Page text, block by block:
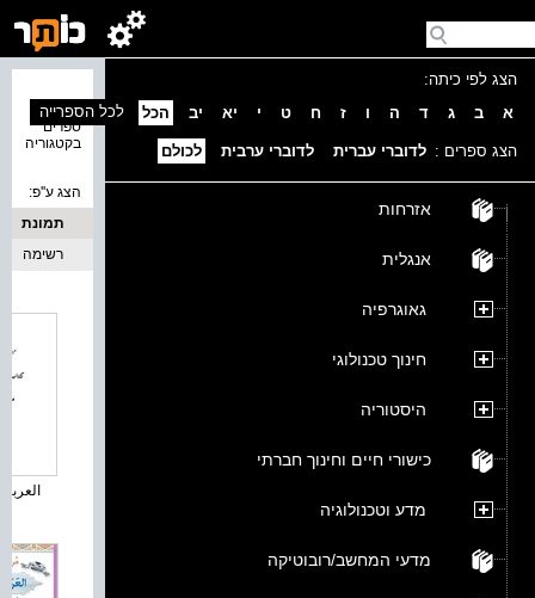
הצג לפי כיתה:
א
ב ג ד ה ו ז ח ט י יא יב הכל
הצג ספרים : לדוברי עברית לדוברי ערבית לכולם
אזרחות
אנגלית
גאוגרפיה
חינוך טכנולוגי
היסטוריה
כישורי חיים וחינוך חברתי
מדע וטכנולוגיה
מדעי המחשב/רובוטיקה
ספרים
בקטגוריה
לכל הספרייה
הצג ע''פ:
תמונת
כריכה
רשימה